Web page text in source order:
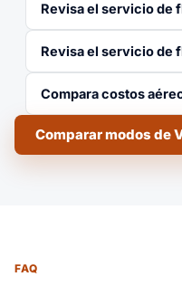
Revisa el servicio de
Revisa el servicio de
Compara costos
Comparar modos de
FAQ